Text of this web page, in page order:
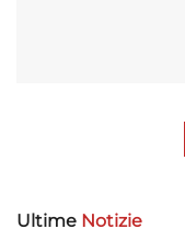
Ultime Notizie